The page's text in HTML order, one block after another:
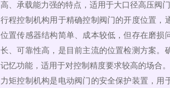
高、承载能力强的特点，适用于大口径高压阀门
行程控制机构用于精确控制阀门的开度位置
位置传感器结构简单、成本较低，但存在磨损
长、可靠性高，是目前主流的位置检测方案
记忆功能，适用于对控制精度要求较高的场合。
力矩控制机构是电动阀门的安全保护装置，